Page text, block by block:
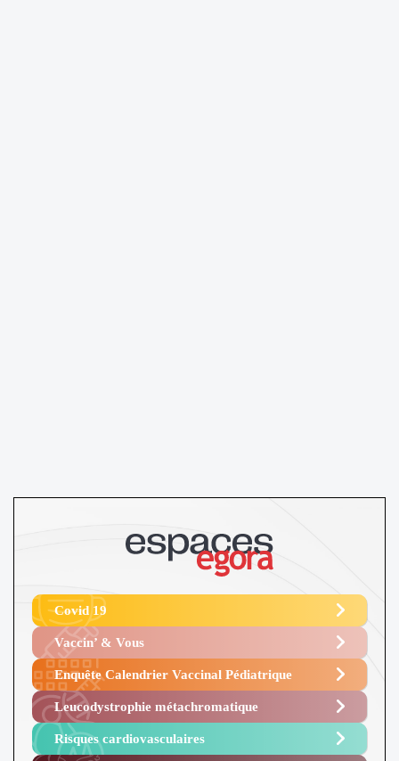
Covid 19
Vaccin’ & Vous
Enquête Calendrier Vaccinal Pédiatrique
Leucodystrophie métachromatique
Risques cardiovasculaires